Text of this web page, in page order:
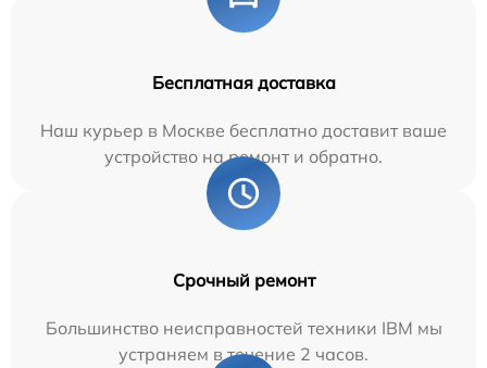
Бесплатная доставка
Наш курьер в Москве бесплатно доставит ваше
устройство на ремонт и обратно.
Срочный ремонт
Большинство неисправностей техники IBM мы
устраняем в течение 2 часов.